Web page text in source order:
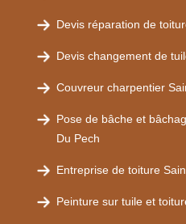
Devis réparation de
Devis changement de
Couvreur charpentier
Pose de bâche et
Du Pech
Entreprise de toiture
Peinture sur tuile et